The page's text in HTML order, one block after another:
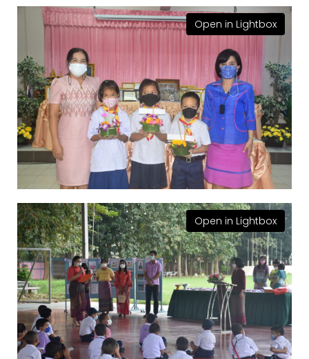
Open in Lightbox
Open in Lightbox